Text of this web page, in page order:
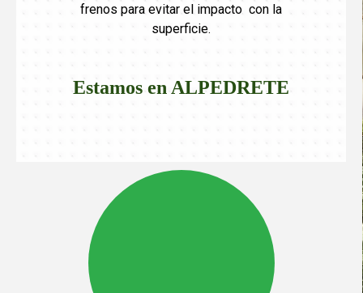
frenos para evitar el impacto con la
superficie.
Estamos en ALPEDRETE